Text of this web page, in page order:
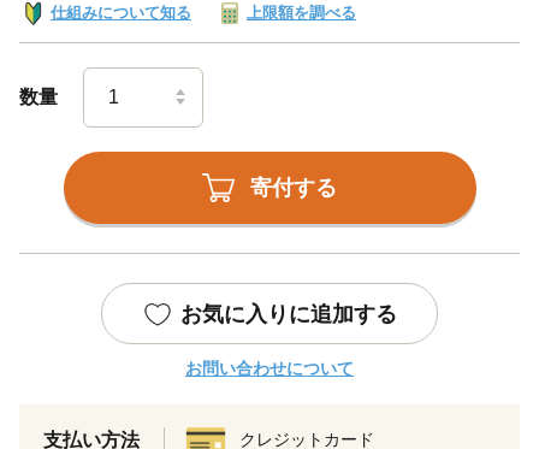
仕組みについて知る 上限額を調べる
数量
寄付する
お気に入りに追加する
お問い合わせについて
支払い方法 クレジットカード